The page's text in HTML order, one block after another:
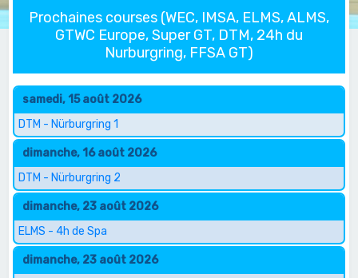
Prochaines courses (WEC, IMSA, ELMS, ALMS,
GTWC Europe, Super GT, DTM, 24h du
Nurburgring, FFSA GT)
samedi, 15 août 2026
DTM - Nürburgring 1
dimanche, 16 août 2026
DTM - Nürburgring 2
dimanche, 23 août 2026
ELMS - 4h de Spa
dimanche, 23 août 2026